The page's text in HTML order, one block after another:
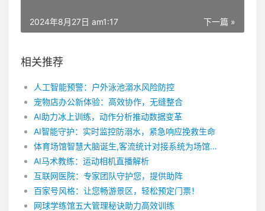
下一篇 »
2024年8月27日 am1:17
相关推荐
人工智能预警：户外泳池溺水风险防控
宠物店办公新体验：高效协作，无缝整合
AI助力冰上训练，动作分析推动数据变革
AI智能守护：实时监控防溺水，紧急响应挽救生命
体育场馆智慧大脑诞生,客流统计对接系统为场馆健身保驾护航
AI马术教练：运动相机直播解析
互联网医院：专家团队守护您，提供助阵
百家号风格：让您畅游景区，轻松预定门票！
网球学练馆五大管理秘诀助力高效训练